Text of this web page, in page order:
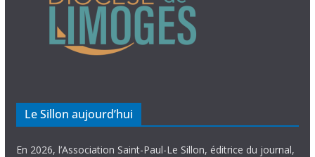
Le Sillon aujourd’hui
En 2026, l’Association Saint-Paul-Le Sillon, éditrice du journal,